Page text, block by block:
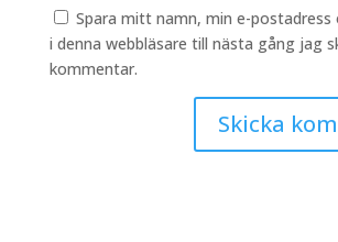
Spara mitt namn, min e-postadress
i denna webbläsare till nästa gång jag
kommentar.